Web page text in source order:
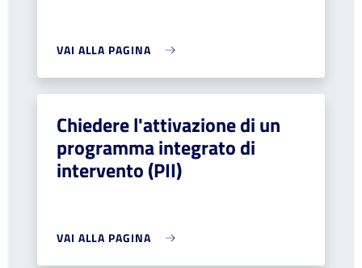
VAI ALLA PAGINA
Chiedere l'attivazione di un
programma integrato di
intervento (PII)
VAI ALLA PAGINA